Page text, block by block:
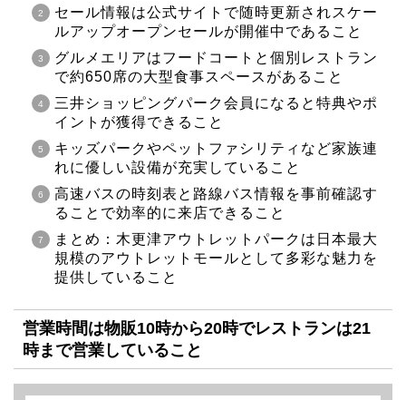
セール情報は公式サイトで随時更新されスケー
ルアップオープンセールが開催中であること
グルメエリアはフードコートと個別レストラン
で約650席の大型食事スペースがあること
三井ショッピングパーク会員になると特典やポ
イントが獲得できること
キッズパークやペットファシリティなど家族連
れに優しい設備が充実していること
高速バスの時刻表と路線バス情報を事前確認す
ることで効率的に来店できること
まとめ：木更津アウトレットパークは日本最大
規模のアウトレットモールとして多彩な魅力を
提供していること
営業時間は物販10時から20時でレストランは21
時まで営業していること